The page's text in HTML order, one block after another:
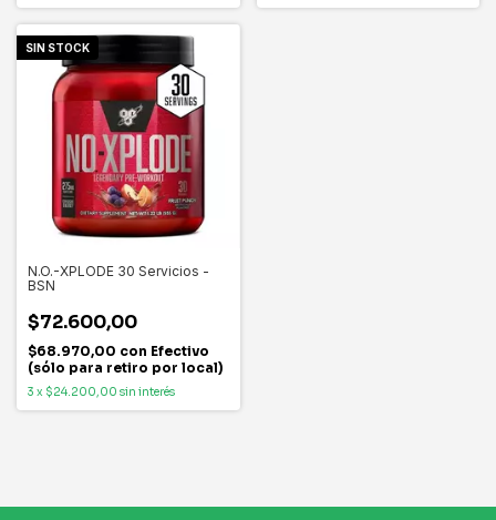
SIN STOCK
N.O.-XPLODE 30 Servicios -
BSN
$72.600,00
$68.970,00 con Efectivo
(sólo para retiro por local)
3 x $24.200,00 sin interés